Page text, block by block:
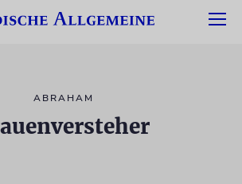
ABRAHAM